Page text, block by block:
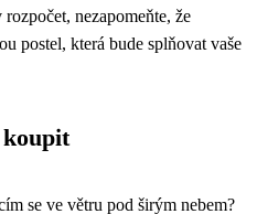
nezapomeňte, že
postel, která bude splňovat vaše
koupit
se ve větru pod širým nebem?